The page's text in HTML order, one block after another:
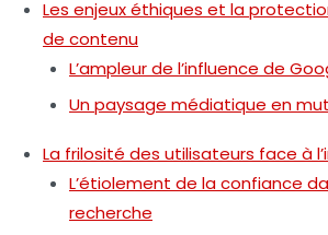
Les enjeux éthiques et la
de contenu
L’ampleur de l’influence de
Un paysage médiatique en
La frilosité des utilisateurs face à
L’étiolement de la confiance
recherche